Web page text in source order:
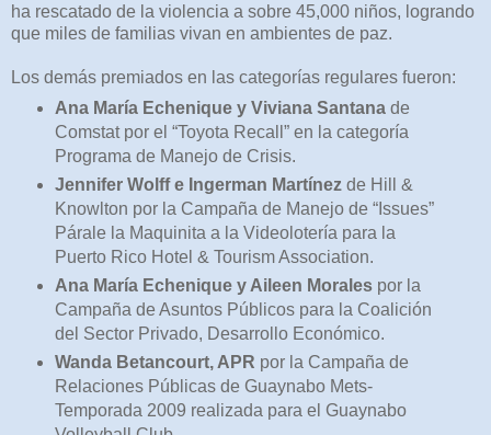
ha rescatado de la violencia a sobre 45,000 niños, logrando
que miles de familias vivan en ambientes de paz.
Los demás premiados en las categorías regulares fueron:
Ana María Echenique y Viviana Santanade
Comstat por el “Toyota Recall” en la categoría
Programa de Manejo de Crisis.
Jennifer Wolff e Ingerman Martínezde Hill &
Knowlton por la Campaña de Manejo de “Issues”
Párale la Maquinita a la Videolotería para la
Puerto Rico Hotel & Tourism Association.
Ana María Echenique y Aileen Moralespor la
Campaña de Asuntos Públicos para la Coalición
del Sector Privado, Desarrollo Económico.
Wanda Betancourt, APR por la Campaña de
Relaciones Públicas de Guaynabo Mets-
Temporada 2009 realizada para el Guaynabo